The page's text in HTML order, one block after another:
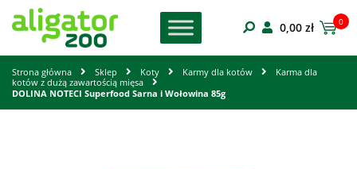
0,00 zł 0
Strona główna Sklep Koty Karmy dla kotów
Karma dla
kotów z dużą zawartością mięsa
DOLINA NOTECI Superfood Sarna i Wołowina 85g